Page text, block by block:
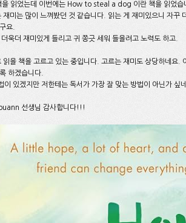
읽었는데 이번에는 How to steal a dog 이란 책을 읽었습
재미는 많이 느껴봤던 것 같습니다. 읽는 게 재미있으니 자꾸
요.
욱더 재미있게 들리고 귀 쫑긋 세워 들을려고 노력도 하고.
읽을 책을 고르고 있는 중입니다. 고르는 재미도 상당하네요.
하겠습니다.
이 있겠지만 저한테는 독서가 가장 잘 맞는 방법이 아닌가 싶
선생님 감사합니다!!!